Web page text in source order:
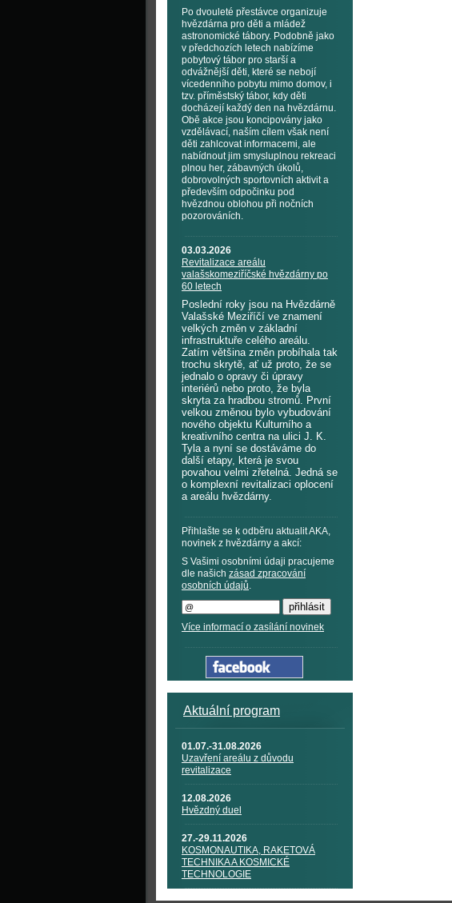
Po dvouleté přestávce organizuje
hvězdárna pro děti a mládež
astronomické tábory. Podobně jako
v předchozích letech nabízíme
pobytový tábor pro starší a
odvážnější děti, které se nebojí
vícedenního pobytu mimo domov, i
tzv. příměstský tábor, kdy děti
docházejí každý den na hvězdárnu.
Obě akce jsou koncipovány jako
vzdělávací, naším cílem však není
děti zahlcovat informacemi, ale
nabídnout jim smysluplnou rekreaci
plnou her, zábavných úkolů,
dobrovolných sportovních aktivit a
především odpočinku pod
hvězdnou oblohou při nočních
pozorováních.
03.03.2026
Revitalizace areálu
valašskomeziříčské hvězdárny po
60 letech
Poslední roky jsou na Hvězdárně
Valašské Meziříčí ve znamení
velkých změn v základní
infrastruktuře celého areálu.
Zatím většina změn probíhala tak
trochu skrytě, ať už proto, že se
jednalo o opravy či úpravy
interiérů nebo proto, že byla
skryta za hradbou stromů. První
velkou změnou bylo vybudování
nového objektu Kulturního a
kreativního centra na ulici J. K.
Tyla a nyní se dostáváme do
další etapy, která je svou
povahou velmi zřetelná. Jedná se
o komplexní revitalizaci oplocení
a areálu hvězdárny.
Přihlašte se k odběru aktualit AKA,
novinek z hvězdárny a akcí:
S Vašimi osobními údaji pracujeme
dle našich zásad zpracování
osobních údajů.
Více informací o zasílání novinek
Aktuální program
01.07.-31.08.2026
Uzavření areálu z důvodu
revitalizace
12.08.2026
Hvězdný duel
27.-29.11.2026
KOSMONAUTIKA, RAKETOVÁ
TECHNIKA A KOSMICKÉ
TECHNOLOGIE